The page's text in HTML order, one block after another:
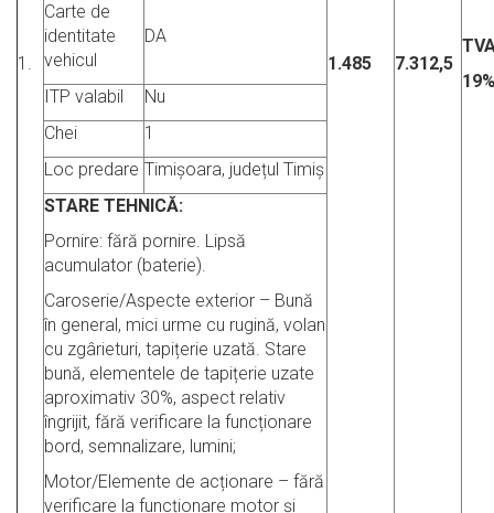
1. 1.485 7.312,5
Carte de
identitate
vehicul
DA
ITP valabil
Nu
Chei
1
Loc predare Timișoara, județul Timiș
STARE TEHNICĂ:
Pornire: fără pornire. Lipsă
acumulator (baterie).
Caroserie/Aspecte exterior – Bună
în general, mici urme cu rugină, volan
cu zgârieturi, tapițerie uzată. Stare
bună, elementele de tapițerie uzate
aproximativ 30%, aspect relativ
îngrijit, fără verificare la funcționare
bord, semnalizare, lumini;
Motor/Elemente de acționare – fără
verificare la funcționare motor și